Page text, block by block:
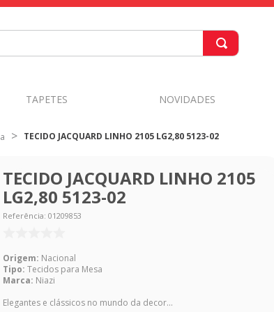
TAPETES NOVIDADES
TECIDO JACQUARD LINHO 2105 LG2,80 5123-02
TECIDO JACQUARD LINHO 2105
LG2,80 5123-02
Referência: 01209853
Origem: Nacional
Tipo: Tecidos para Mesa
Marca: Niazi
Elegantes e clássicos no mundo da decor...